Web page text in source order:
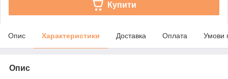
Купити
Опис Характеристики Доставка Оплата Умови
Опис